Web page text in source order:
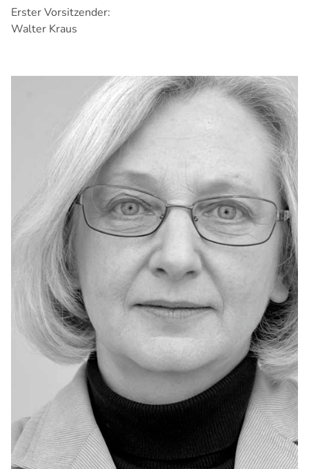
Erster Vorsitzender:
Walter Kraus